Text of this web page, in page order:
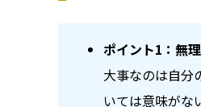
ポイント1：無
大事なのは自分
いては意味がな